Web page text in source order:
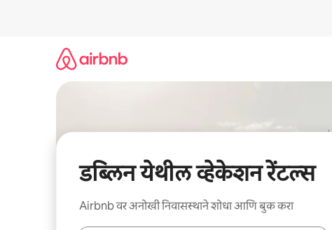
डब्लिन येथील व्हेकेशन रेंटल्स
Airbnb वर अनोखी निवासस्थाने शोधा आणि बुक करा